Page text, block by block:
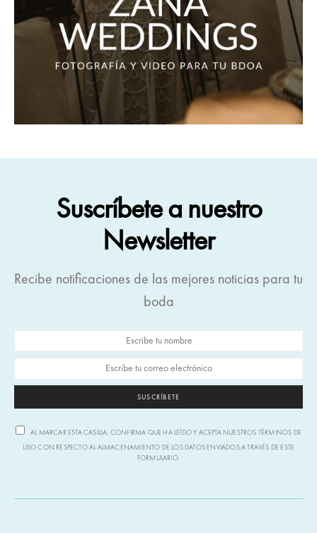
Suscríbete a nuestro
Newsletter
Recibe notificaciones de las mejores noticias para tu
boda
SUSCRÍBETE
AL MARCAR ESTA CASILLA, CONFIRMA QUE HA LEÍDO Y ACEPTA NUESTROS TÉRMINOS DE
USO CON RESPECTO AL ALMACENAMIENTO DE LOS DATOS ENVIADOS A TRAVÉS DE ESTE
FORMULARIO.